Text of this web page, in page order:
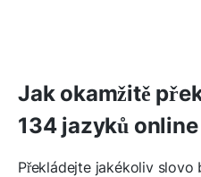
Jak okamžitě
134 jazyků online
Překládejte jakékoliv slovo